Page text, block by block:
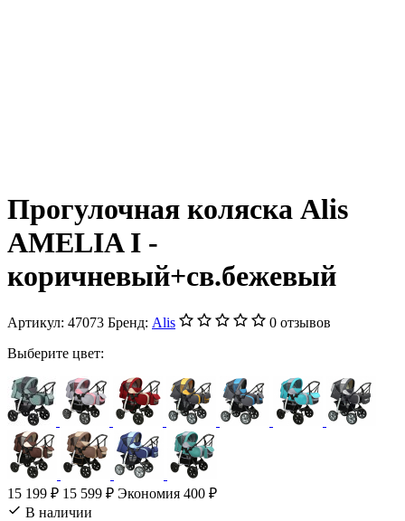
Прогулочная коляска Alis
AMELIA I -
коричневый+св.бежевый
Артикул: 47073 Бренд: Alis
0 отзывов
Выберите цвет:
15 199 ₽ 15 599 ₽ Экономия 400 ₽
В наличии